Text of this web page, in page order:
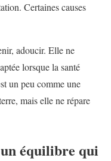
Certaines causes
adoucir. Elle ne
lorsque la santé
un peu comme une
mais elle ne répare
équilibre qui